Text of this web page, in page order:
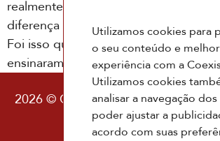
realmente querendo saber sobre a
diferença isso pode fazer para você?
Foi isso que os alunos do Curso Livre
ensinaram na apresentação que
2026 © Coexiste – Consultoria
de Privacidade|Termos
Utilizamos cookies para
o seu conteúdo e
experiência com a
Utilizamos cookies
analisar a navegação
poder ajustar a
acordo com suas